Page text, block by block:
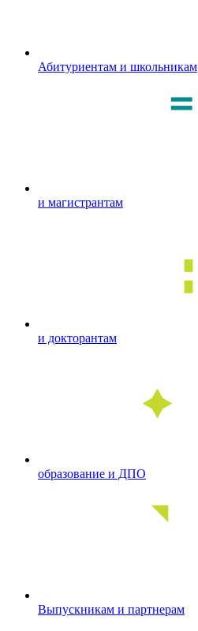
Абитуриентам и школьникам
и магистрантам
и докторантам
образование и ДПО
Выпускникам и партнерам